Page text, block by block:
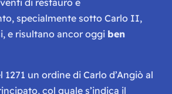
di restauro e
specialmente sotto Carlo II,
e risultano ancor oggi ben
1271 un ordine di Carlo d’Angiò al
col quale s’indica il